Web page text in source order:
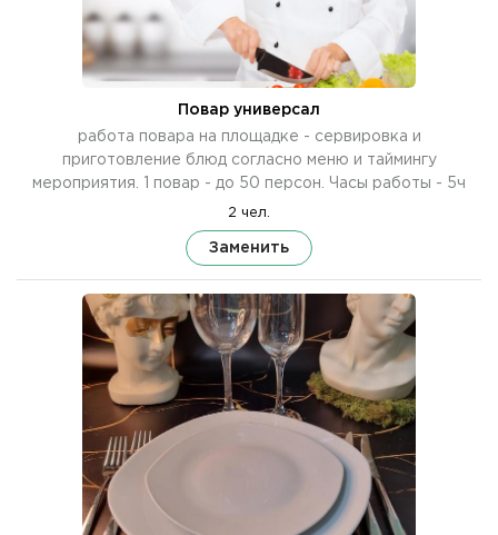
Повар универсал
работа повара на площадке - сервировка и
приготовление блюд согласно меню и таймингу
мероприятия. 1 повар - до 50 персон. Часы работы - 5ч
2 чел.
Заменить